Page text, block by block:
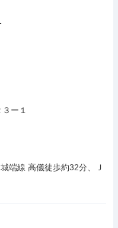
ー１
端線 高儀徒歩約32分、Ｊ